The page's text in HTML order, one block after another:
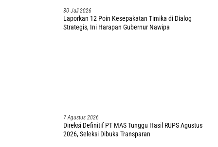
30 Juli 2026
Laporkan 12 Poin Kesepakatan Timika di Dialog
Strategis, Ini Harapan Gubernur Nawipa
7 Agustus 2026
Direksi Definitif PT MAS Tunggu Hasil RUPS Agustus
2026, Seleksi Dibuka Transparan